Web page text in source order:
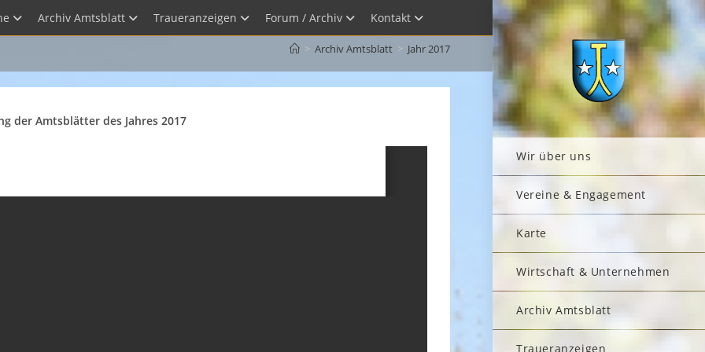
Archiv Amtsblatt Traueranzeigen Forum / Archiv Kontakt
Wir über uns
Vereine & Engagement
Karte
Wirtschaft & Unternehmen
Archiv Amtsblatt
Traueranzeigen
> Archiv Amtsblatt > Jahr 2017
der Amtsblätter des Jahres 2017